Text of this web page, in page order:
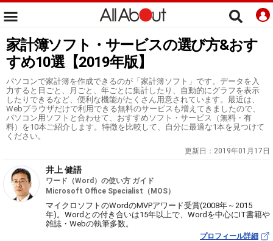
家計簿ソフト・サービスの選び方&おす
すめ10選【2019年版】
パソコンで家計簿を作成できるのが「家計簿ソフト」です。データを入
力すると日ごと、月ごと、年ごとに集計したり、自動的にグラフを表示
したりできるなど、便利な機能がたくさん用意されています。最近は、
Webブラウザだけで利用できる無料のサービスも増えてきましたので、
パソコン用ソフトと合わせて、おすすめソフト・サービス（無料・有
料）を10本ご紹介します。特徴を比較して、自分に最適な1本を見つけて
ください。
更新日： 2019年01月17日
井上 健語
ワード（Word）の使い方 ガイド
Microsoft Office Specialist（MOS）
マイクロソフトのWordのMVPアワード受賞(2008年～2015
年)。Wordとの付き合いは15年以上で、Wordを中心にIT書籍や
雑誌・Webの執筆多数。
プロフィール詳細